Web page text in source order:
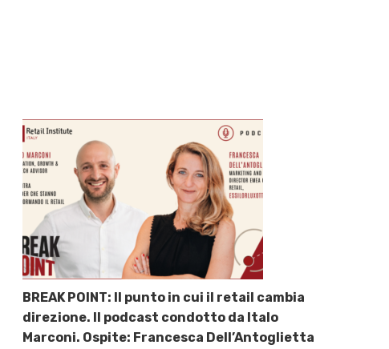
BREAK POINT: Il punto in cui il retail cambia
direzione. Il podcast condotto da Italo
Marconi. Ospite: Francesca Dell’Antoglietta